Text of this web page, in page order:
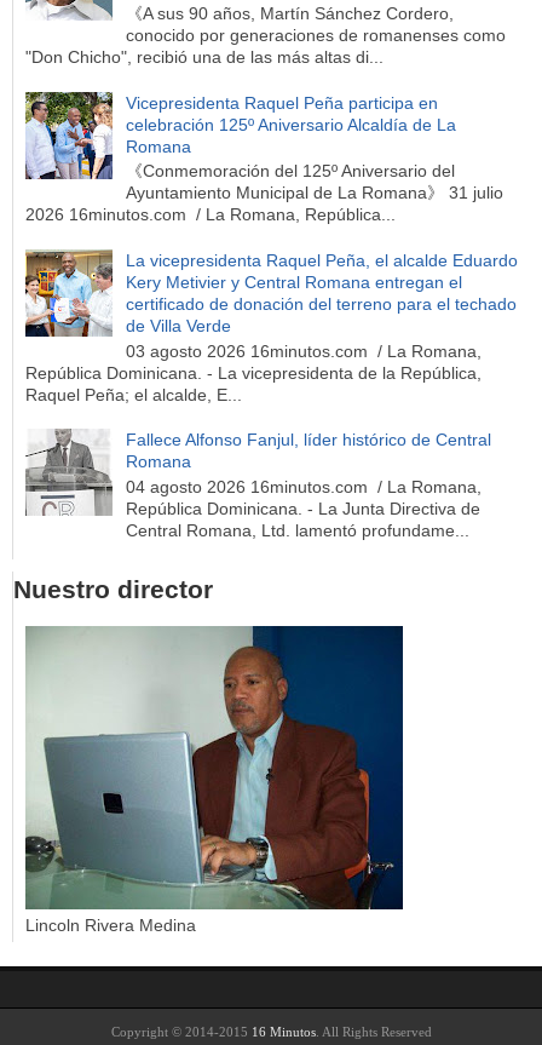
《A sus 90 años, Martín Sánchez Cordero,
conocido por generaciones de romanenses como
"Don Chicho", recibió una de las más altas di...
Vicepresidenta Raquel Peña participa en
celebración 125º Aniversario Alcaldía de La
Romana
《Conmemoración del 125º Aniversario del
Ayuntamiento Municipal de La Romana》 31 julio
2026 16minutos.com / La Romana, República...
La vicepresidenta Raquel Peña, el alcalde Eduardo
Kery Metivier y Central Romana entregan el
certificado de donación del terreno para el techado
de Villa Verde
03 agosto 2026 16minutos.com / La Romana,
República Dominicana. - La vicepresidenta de la República,
Raquel Peña; el alcalde, E...
Fallece Alfonso Fanjul, líder histórico de Central
Romana
04 agosto 2026 16minutos.com / La Romana,
República Dominicana. - La Junta Directiva de
Central Romana, Ltd. lamentó profundame...
Nuestro director
Lincoln Rivera Medina
Copyright © 2014-2015 16 Minutos. All Rights Reserved